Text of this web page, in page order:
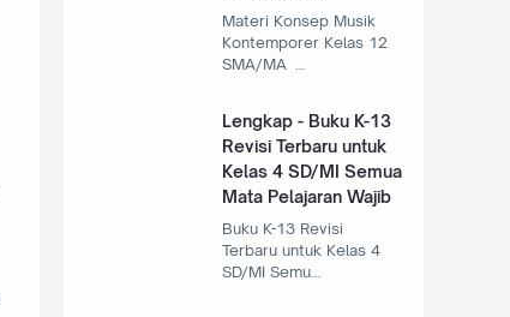
Materi Konsep Musik
Kontemporer Kelas 12
SMA/MA …
Lengkap - Buku K-13
Revisi Terbaru untuk
Kelas 4 SD/MI Semua
Mata Pelajaran Wajib
Buku K-13 Revisi
Terbaru untuk Kelas 4
SD/MI Semu…